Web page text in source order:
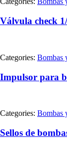
Válvula check
Categories: Bombas
Impulsor para
Categories: Bombas
Sellos de